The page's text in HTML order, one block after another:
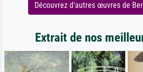
Découvrez d'autres œuvres de
Extrait de nos